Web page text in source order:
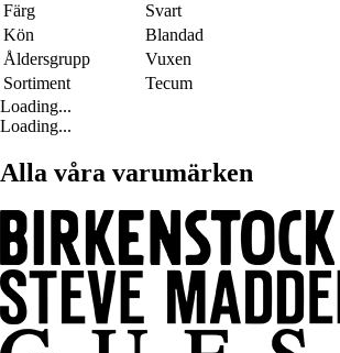
Färg
Svart
Kön
Blandad
Åldersgrupp
Vuxen
Sortiment
Tecum
Loading...
Loading...
Alla våra varumärken